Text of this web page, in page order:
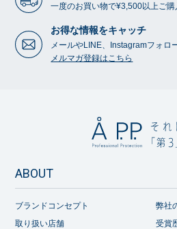
一度のお買い物で¥3,500以上ご購
お得な情報をキャッチ
メールやLINE、Instagramフォロ
メルマガ登録はこちら
ABOUT
ブランドコンセプト
弊社
取り扱い店舗
受賞